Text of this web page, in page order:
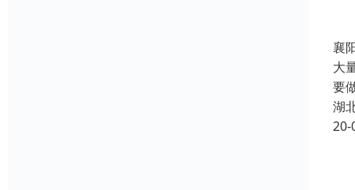
襄
大
要
湖
20-